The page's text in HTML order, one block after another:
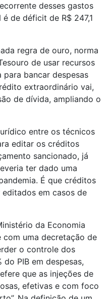
desses gastos
de déficit de R$ 247,1
regra de ouro, norma
de usar recursos
bancar despesas
extraordinário vai,
de dívida, ampliando o
entre os técnicos
editar os créditos
sancionado, já
ter dado uma
É que créditos
em casos de
da Economia
com uma decretação de
o controle dos
PIB em despesas,
que as injeções de
efetivas e com foco